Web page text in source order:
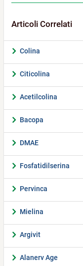
Colina
Citicolina
Acetilcolina
Bacopa
DMAE
Fosfatidilserina
Pervinca
Mielina
Argivit
Alanerv Age